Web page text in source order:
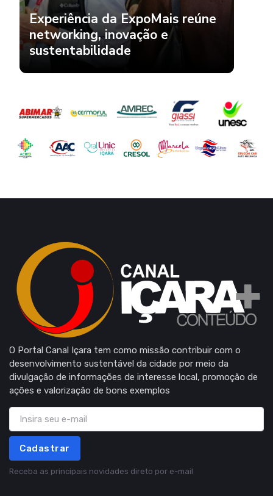
Experiência da ExpoMais reúne
networking, inovação e
sustentabilidade
O Portal Canal Içara tem como missão contribuir com o
desenvolvimento sustentável da cidade por meio da
divulgação de informações de interesse local, promoção de
ações e valorização de bons exemplos
Cadastrar
Receba as principais novidades direto por e-mail